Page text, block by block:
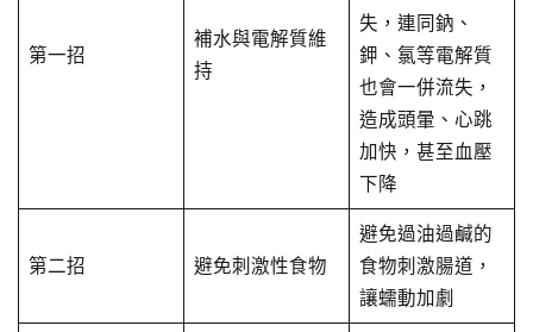
第一招
補水與電解質維
持
失，連同鈉、
鉀、氯等電解質
也會一併流失，
造成頭暈、心跳
加快，甚至血壓
下降
第二招 避免刺激性食物
避免過油過鹹的
食物刺激腸道，
讓蠕動加劇